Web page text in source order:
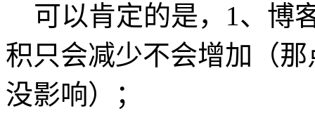
可以肯定的是，1、博
积只会减少不会增加（
没影响）；